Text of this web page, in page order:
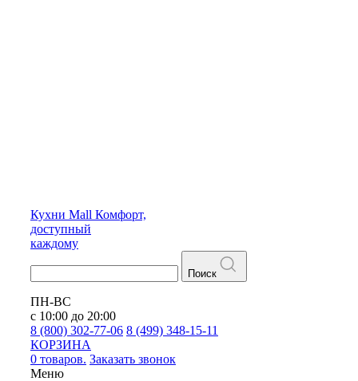
Кухни Mall Комфорт,
доступный
каждому
Поиск
ПН-ВС
с 10:00 до 20:00
8 (800) 302-77-06 8 (499) 348-15-11
КОРЗИНА
0 товаров. Заказать звонок
Меню